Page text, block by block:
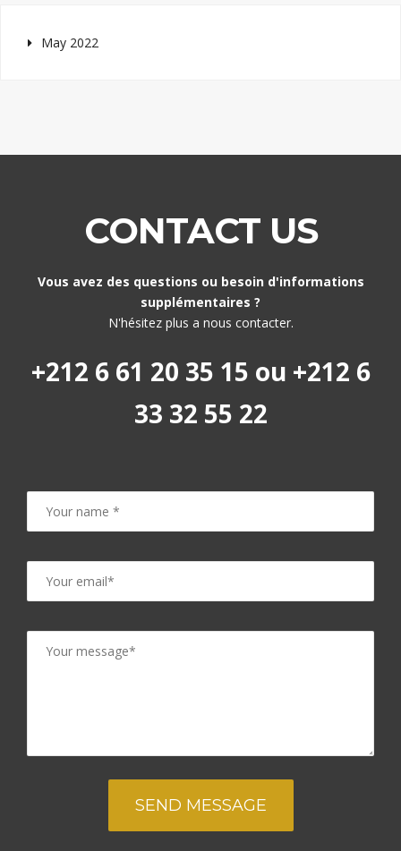
May 2022
CONTACT US
Vous avez des questions ou besoin d'informations
supplémentaires ?
N'hésitez plus a nous contacter.
+212 6 61 20 35 15 ou +212 6
33 32 55 22